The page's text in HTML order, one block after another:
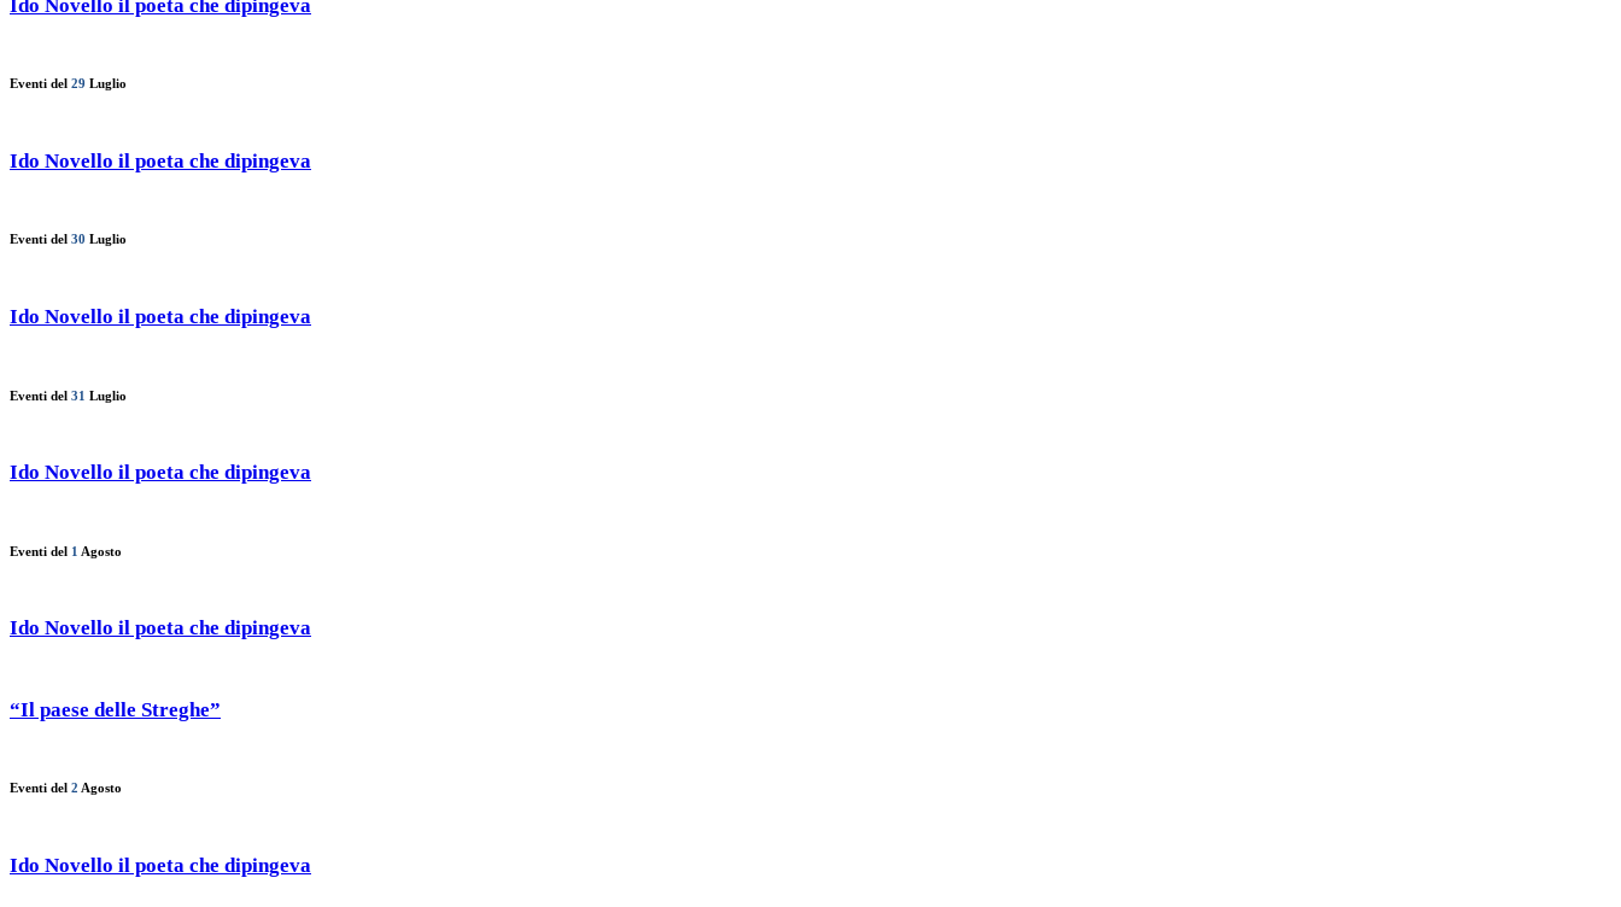
Ido Novello il poeta che dipingeva
Eventi del 29 Luglio
Ido Novello il poeta che dipingeva
Eventi del 30 Luglio
Ido Novello il poeta che dipingeva
Eventi del 31 Luglio
Ido Novello il poeta che dipingeva
Eventi del 1 Agosto
Ido Novello il poeta che dipingeva
“Il paese delle Streghe”
Eventi del 2 Agosto
Ido Novello il poeta che dipingeva